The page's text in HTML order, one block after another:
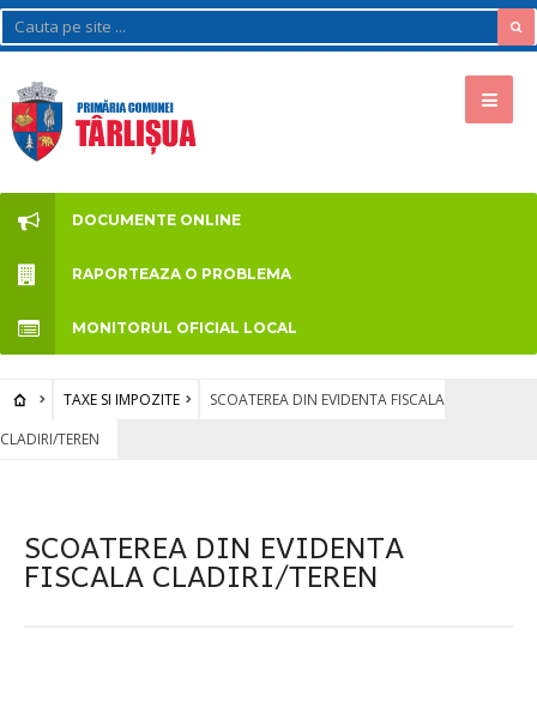
DOCUMENTE ONLINE
RAPORTEAZA O PROBLEMA
MONITORUL OFICIAL LOCAL
TAXE SI IMPOZITE
SCOATEREA DIN EVIDENTA FISCALA
CLADIRI/TEREN
SCOATEREA DIN EVIDENTA
FISCALA CLADIRI/TEREN